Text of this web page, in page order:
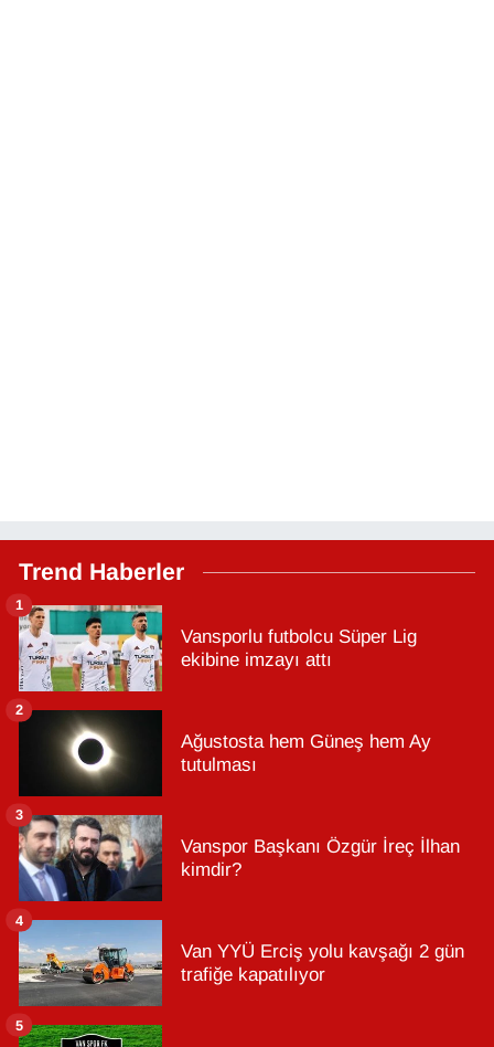
Trend Haberler
Vansporlu futbolcu Süper Lig
ekibine imzayı attı
1
Ağustosta hem Güneş hem Ay
tutulması
2
Vanspor Başkanı Özgür İreç İlhan
kimdir?
3
Van YYÜ Erciş yolu kavşağı 2 gün
trafiğe kapatılıyor
4
5